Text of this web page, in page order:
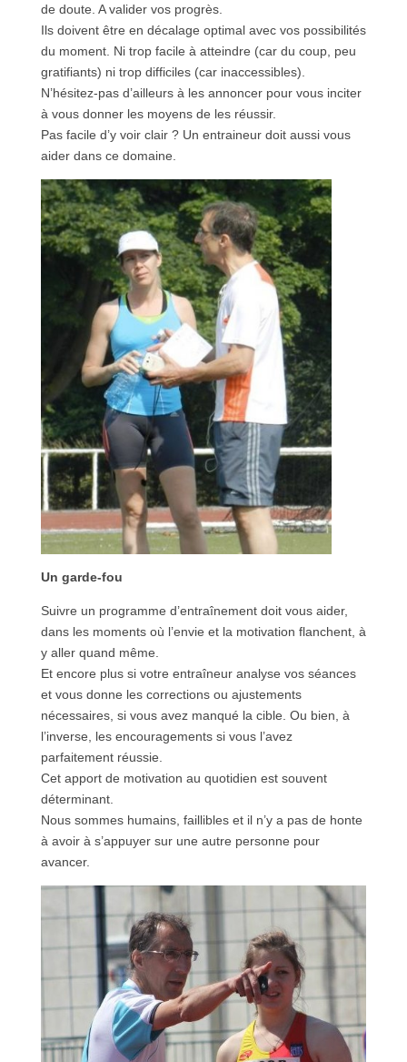
de doute. A valider vos progrès.
Ils doivent être en décalage optimal avec vos possibilités
du moment. Ni trop facile à atteindre (car du coup, peu
gratifiants) ni trop difficiles (car inaccessibles).
N’hésitez-pas d’ailleurs à les annoncer pour vous inciter
à vous donner les moyens de les réussir.
Pas facile d’y voir clair ? Un entraineur doit aussi vous
aider dans ce domaine.
Un garde-fou
Suivre un programme d’entraînement doit vous aider,
dans les moments où l’envie et la motivation flanchent, à
y aller quand même.
Et encore plus si votre entraîneur analyse vos séances
et vous donne les corrections ou ajustements
nécessaires, si vous avez manqué la cible. Ou bien, à
l’inverse, les encouragements si vous l’avez
parfaitement réussie.
Cet apport de motivation au quotidien est souvent
déterminant.
Nous sommes humains, faillibles et il n’y a pas de honte
à avoir à s’appuyer sur une autre personne pour
avancer.